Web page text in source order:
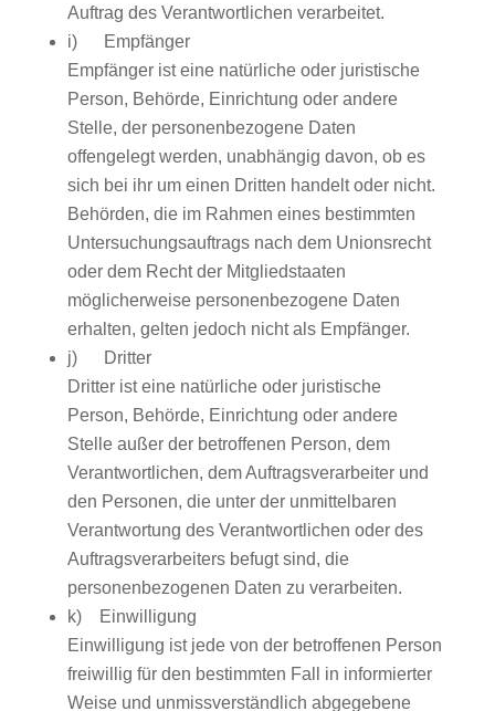
Auftrag des Verantwortlichen verarbeitet.
i) Empfänger
Empfänger ist eine natürliche oder juristische
Person, Behörde, Einrichtung oder andere
Stelle, der personenbezogene Daten
offengelegt werden, unabhängig davon, ob es
sich bei ihr um einen Dritten handelt oder nicht.
Behörden, die im Rahmen eines bestimmten
Untersuchungsauftrags nach dem Unionsrecht
oder dem Recht der Mitgliedstaaten
möglicherweise personenbezogene Daten
erhalten, gelten jedoch nicht als Empfänger.
j) Dritter
Dritter ist eine natürliche oder juristische
Person, Behörde, Einrichtung oder andere
Stelle außer der betroffenen Person, dem
Verantwortlichen, dem Auftragsverarbeiter und
den Personen, die unter der unmittelbaren
Verantwortung des Verantwortlichen oder des
Auftragsverarbeiters befugt sind, die
personenbezogenen Daten zu verarbeiten.
k) Einwilligung
Einwilligung ist jede von der betroffenen Person
freiwillig für den bestimmten Fall in informierter
Weise und unmissverständlich abgegebene